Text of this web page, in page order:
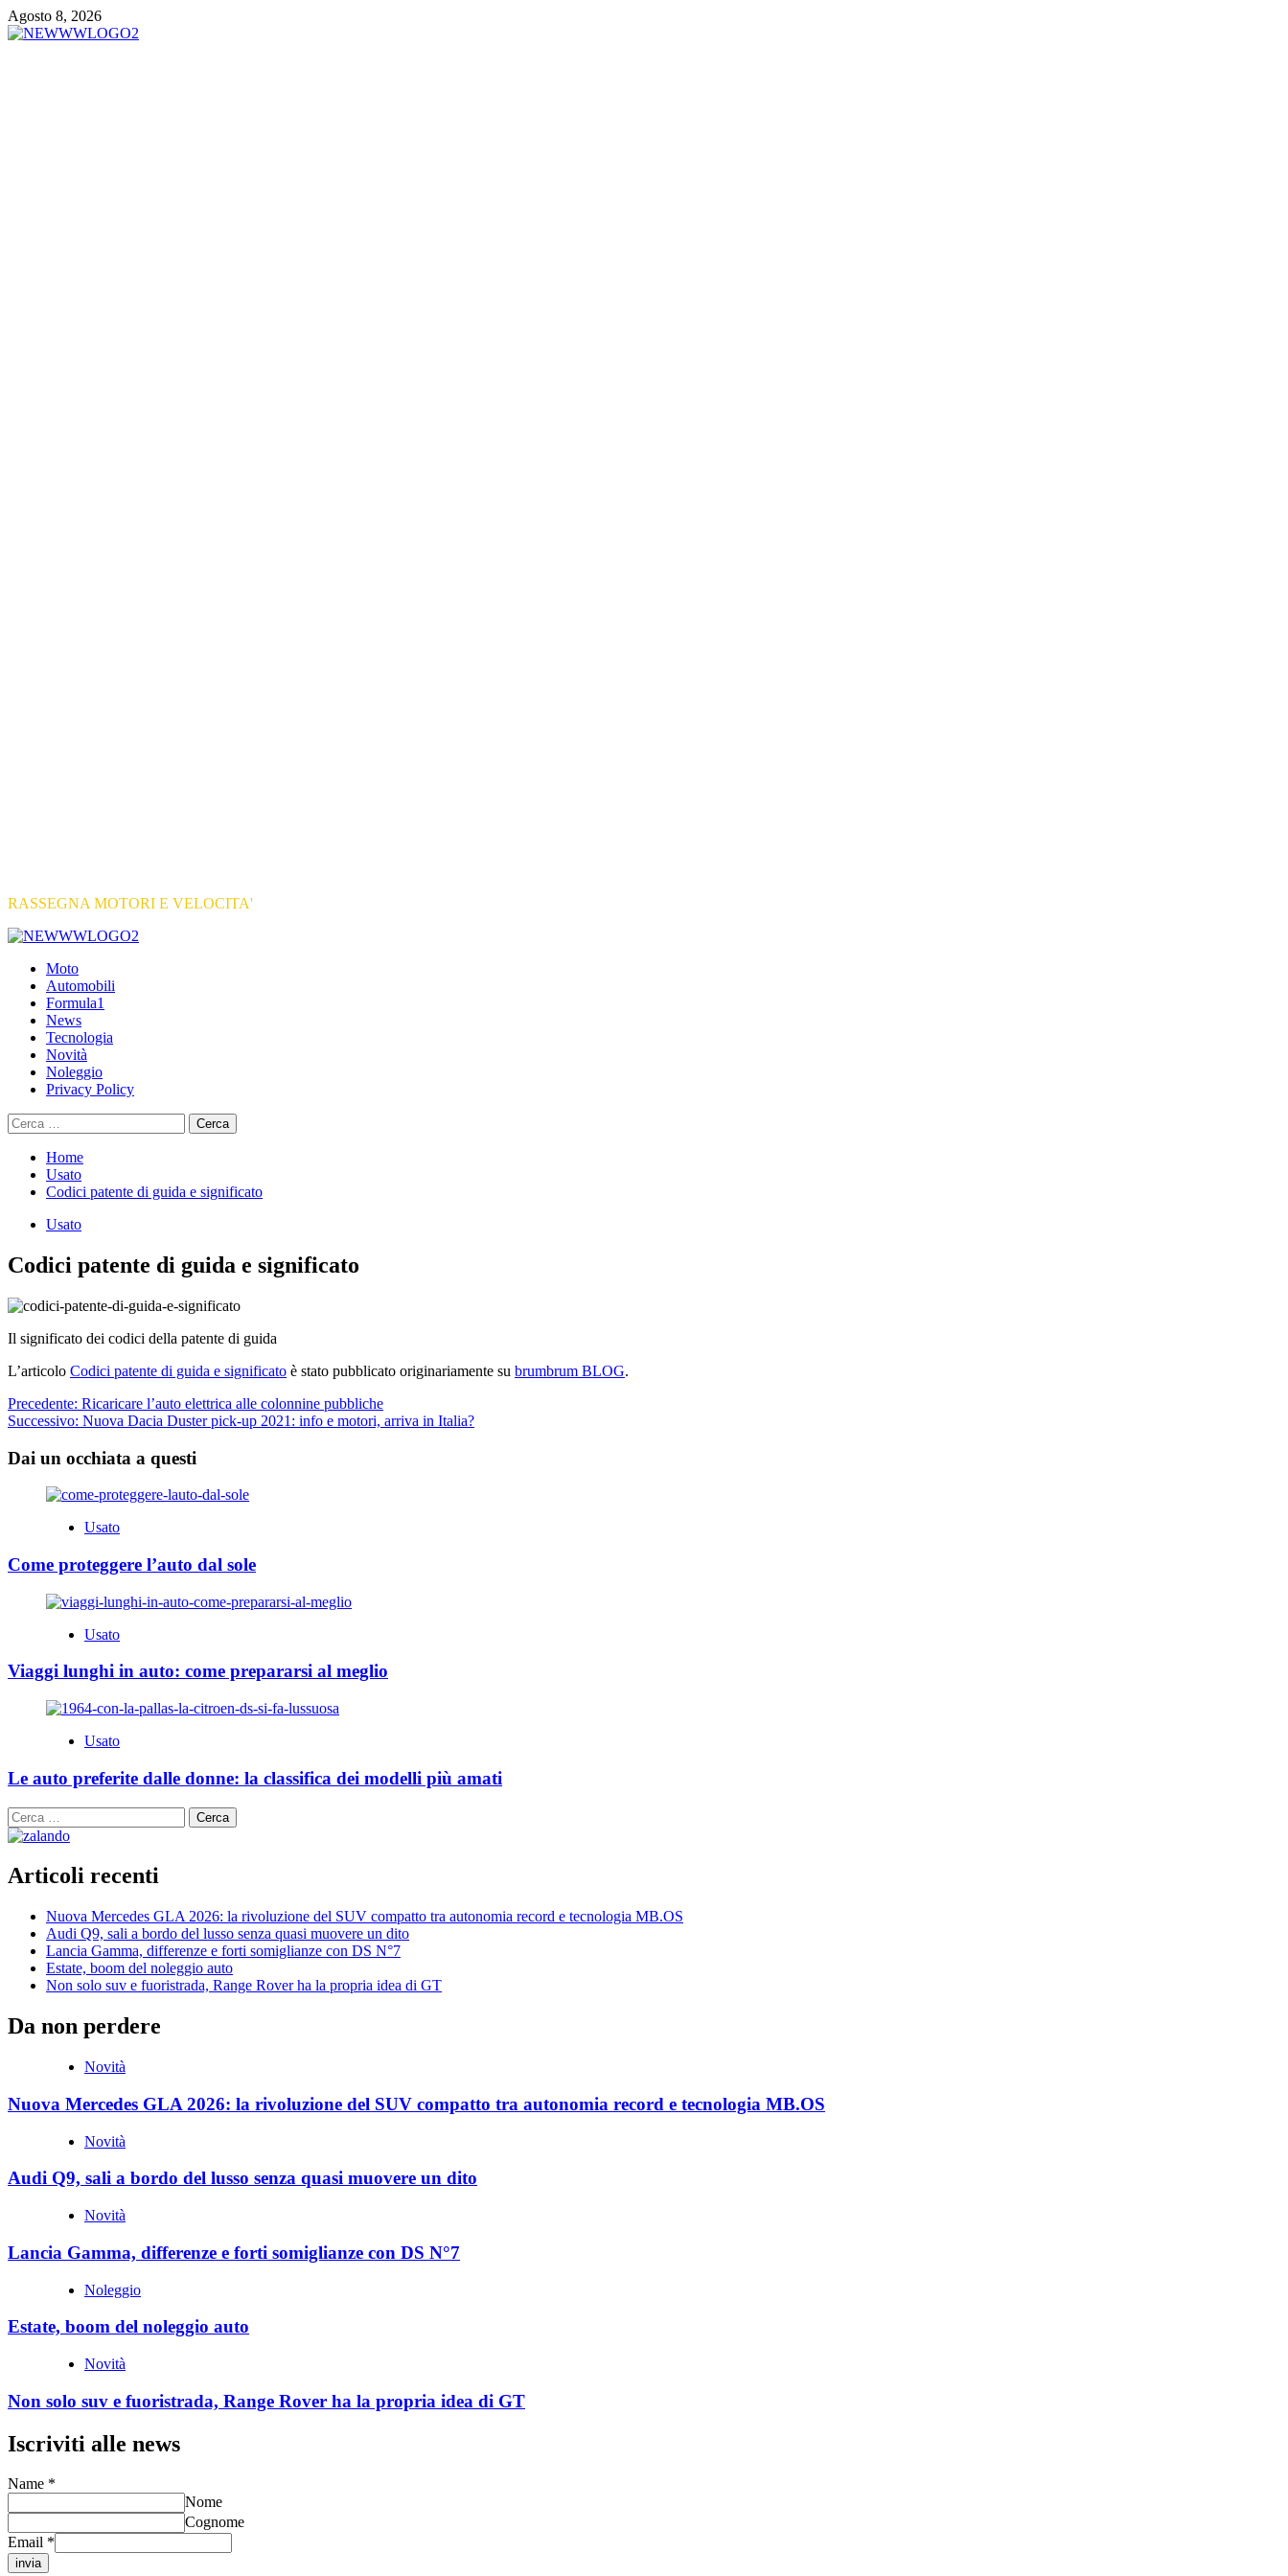
Vai
al
Agosto 8, 2026
RASSEGNA MOTORI E VELOCITA'
Primary
Moto
Automobili
Formula1
News
Tecnologia
Novità
Noleggio
Privacy Policy
Ricerca
per:
Home
Usato
Codici patente di guida e significato
Usato
Codici patente di guida e significato
Il significato dei codici della patente di guida
L’articolo Codici patente di guida e significato è stato pubblicato originariamente su brumbrum BLOG.
Navigazione
articolo
Precedente: Ricaricare l’auto elettrica alle colonnine pubbliche
Successivo: Nuova Dacia Duster pick-up 2021: info e motori, arriva in Italia?
Dai un occhiata a questi
Usato
Come proteggere l’auto dal sole
Usato
Viaggi lunghi in auto: come prepararsi al meglio
Usato
Le auto preferite dalle donne: la classifica dei modelli più amati
Ricerca
per:
Articoli recenti
Nuova Mercedes GLA 2026: la rivoluzione del SUV compatto tra autonomia record e tecnologia MB.OS
Audi Q9, sali a bordo del lusso senza quasi muovere un dito
Lancia Gamma, differenze e forti somiglianze con DS N°7
Estate, boom del noleggio auto
Non solo suv e fuoristrada, Range Rover ha la propria idea di GT
Da non perdere
Novità
Nuova Mercedes GLA 2026: la rivoluzione del SUV compatto tra autonomia record e tecnologia MB.OS
Novità
Audi Q9, sali a bordo del lusso senza quasi muovere un dito
Novità
Lancia Gamma, differenze e forti somiglianze con DS N°7
Noleggio
Estate, boom del noleggio auto
Novità
Non solo suv e fuoristrada, Range Rover ha la propria idea di GT
Iscriviti alle news
Name *
Nome
Cognome
Email *
invia